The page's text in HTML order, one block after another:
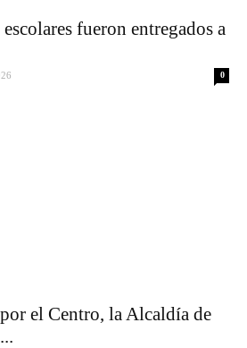
fueron entregados a
0
el Centro, la Alcaldía de